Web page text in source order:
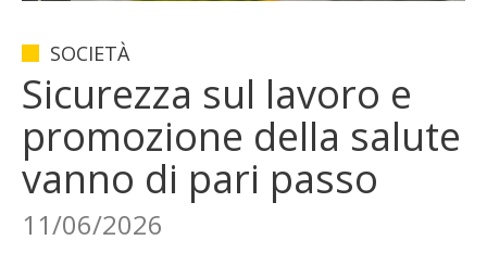
SOCIETÀ
Sicurezza sul lavoro e
promozione della salute
vanno di pari passo
11/06/2026